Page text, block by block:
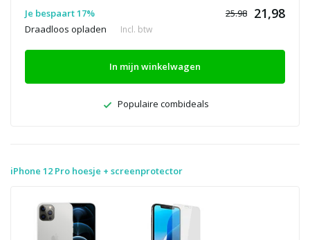
Je bespaart 17% 25.98 21,98
Draadloos opladen Incl. btw
In mijn winkelwagen
Populaire combideals
iPhone 12 Pro hoesje + screenprotector